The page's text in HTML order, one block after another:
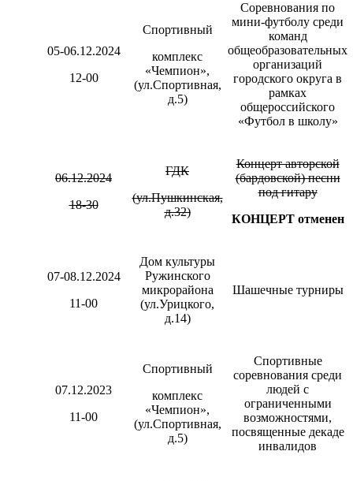
05-06.12.2024
12-00
Спортивный
комплекс
«Чемпион»,
(ул.Спортивная,
д.5)
Соревнования по
мини-футболу среди
команд
общеобразовательных
организаций
городского округа в
рамках
общероссийского
«Футбол в школу»
06.12.2024
18-30
ГДК
(ул.Пушкинская,
д.32)
Концерт авторской
(бардовской) песни
под гитару
КОНЦЕРТ отменен
07-08.12.2024
11-00
Дом культуры
Ружинского
микрорайона
(ул.Урицкого,
д.14)
Шашечные турниры
07.12.2023
11-00
Спортивный
комплекс
«Чемпион»,
(ул.Спортивная,
д.5)
Спортивные
соревнования среди
людей с
ограниченными
возможностями,
посвященные декаде
инвалидов